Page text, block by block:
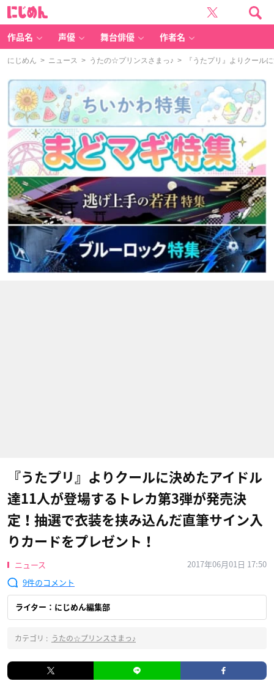
作品名 声優 舞台俳優 作者名
にじめん > ニュース > うたの☆プリンスさまっ♪ > 『うたプリ』よりクール
『うたプリ』よりクールに決めたアイドル
達11人が登場するトレカ第3弾が発売決
定！抽選で衣装を挟み込んだ直筆サイン入
りカードをプレゼント！
ニュース
2017年06月01日 17:50
9
ライター：にじめん編集部
カテゴリ : うたの☆プリンスさまっ♪